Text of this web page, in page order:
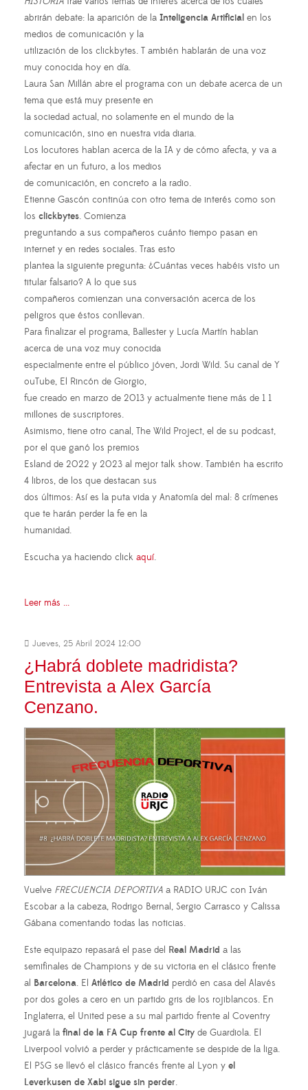
abrirán debate: la aparición de la Inteligencia Artificial en los
medios de comunicación y la
utilización de los clickbytes. T ambién hablarán de una voz
muy conocida hoy en día.
Laura San Millán abre el programa con un debate acerca de un
tema que está muy presente en
la sociedad actual, no solamente en el mundo de la
comunicación, sino en nuestra vida diaria.
Los locutores hablan acerca de la IA y de cómo afecta, y va a
afectar en un futuro, a los medios
de comunicación, en concreto a la radio.
Etienne Gascón continúa con otro tema de interés como son
los clickbytes. Comienza
preguntando a sus compañeros cuánto tiempo pasan en
internet y en redes sociales. Tras esto
plantea la siguiente pregunta: ¿Cuántas veces habéis visto un
titular falsario? A lo que sus
compañeros comienzan una conversación acerca de los
peligros que éstos conllevan.
Para finalizar el programa, Ballester y Lucía Martín hablan
acerca de una voz muy conocida
especialmente entre el público jóven, Jordi Wild. Su canal de Y
ouTube, El Rincón de Giorgio,
fue creado en marzo de 2013 y actualmente tiene más de 1 1
millones de suscriptores.
Asimismo, tiene otro canal, The Wild Project, el de su podcast,
por el que ganó los premios
Esland de 2022 y 2023 al mejor talk show. También ha escrito
4 libros, de los que destacan sus
dos últimos: Así es la puta vida y Anatomía del mal: 8 crímenes
que te harán perder la fe en la
humanidad.
Escucha ya haciendo click aquí.
Leer más ...
Jueves, 25 Abril 2024 12:00
¿Habrá doblete madridista?
Entrevista a Alex García
Cenzano.
Vuelve FRECUENCIA DEPORTIVA a RADIO URJC con Iván
Escobar a la cabeza, Rodrigo Bernal, Sergio Carrasco y Calissa
Gábana comentando todas las noticias.
Este equipazo repasará el pase del Real Madrid a las
semifinales de Champions y de su victoria en el clásico frente
al Barcelona. El Atlético de Madrid perdió en casa del Alavés
por dos goles a cero en un partido gris de los rojiblancos. En
Inglaterra, el United pese a su mal partido frente al Coventry
jugará la final de la FA Cup frente al City de Guardiola. El
Liverpool volvió a perder y prácticamente se despide de la liga.
El PSG se llevó el clásico francés frente al Lyon y el
Leverkusen de Xabi sigue sin perder.